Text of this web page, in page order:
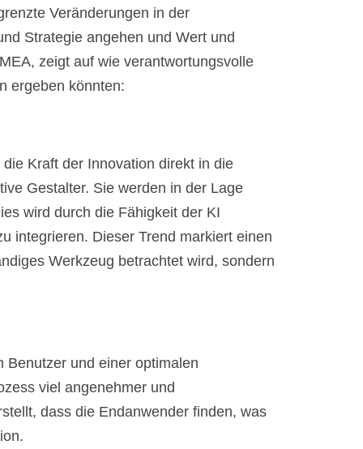
Veränderungen in der
Strategie angehen und Wert und
zeigt auf wie verantwortungsvolle
ergeben könnten:
Kraft der Innovation direkt in die
Gestalter. Sie werden in der Lage
wird durch die Fähigkeit der KI
integrieren. Dieser Trend markiert einen
Werkzeug betrachtet wird, sondern
Benutzer und einer optimalen
viel angenehmer und
dass die Endanwender finden, was